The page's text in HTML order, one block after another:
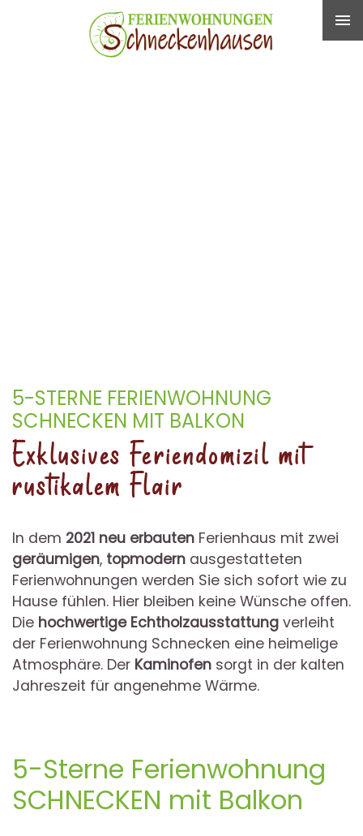
5-STERNE FERIENWOHNUNG
SCHNECKEN MIT BALKON
Exklusives Feriendomizil mit
rustikalem Flair
In dem 2021 neu erbauten Ferienhaus mit zwei
geräumigen, topmodern ausgestatteten
Ferienwohnungen werden Sie sich sofort wie zu
Hause fühlen. Hier bleiben keine Wünsche offen.
Die hochwertige Echtholzausstattung verleiht
der Ferienwohnung Schnecken eine heimelige
Atmosphäre. Der Kaminofen sorgt in der kalten
Jahreszeit für angenehme Wärme.
5-Sterne Ferienwohnung
SCHNECKEN mit Balkon